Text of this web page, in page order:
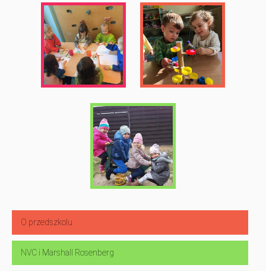
O przedszkolu
NVC i Marshall Rosenberg